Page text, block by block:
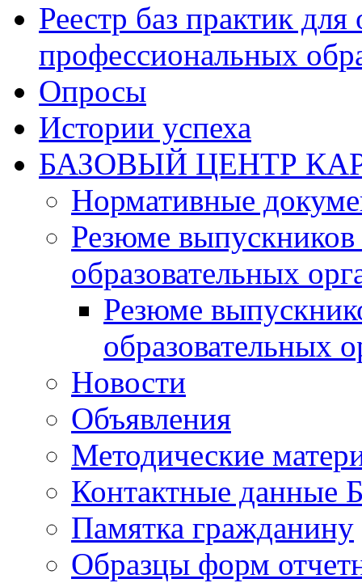
Реестр баз практик
профессиональных
Опросы
Истории успеха
БАЗОВЫЙ ЦЕНТР
Нормативные
Резюме
образовательных
Резюме
образовательных
Новости
Объявления
Методические
Контактные
Памятка гражданину
Образцы форм